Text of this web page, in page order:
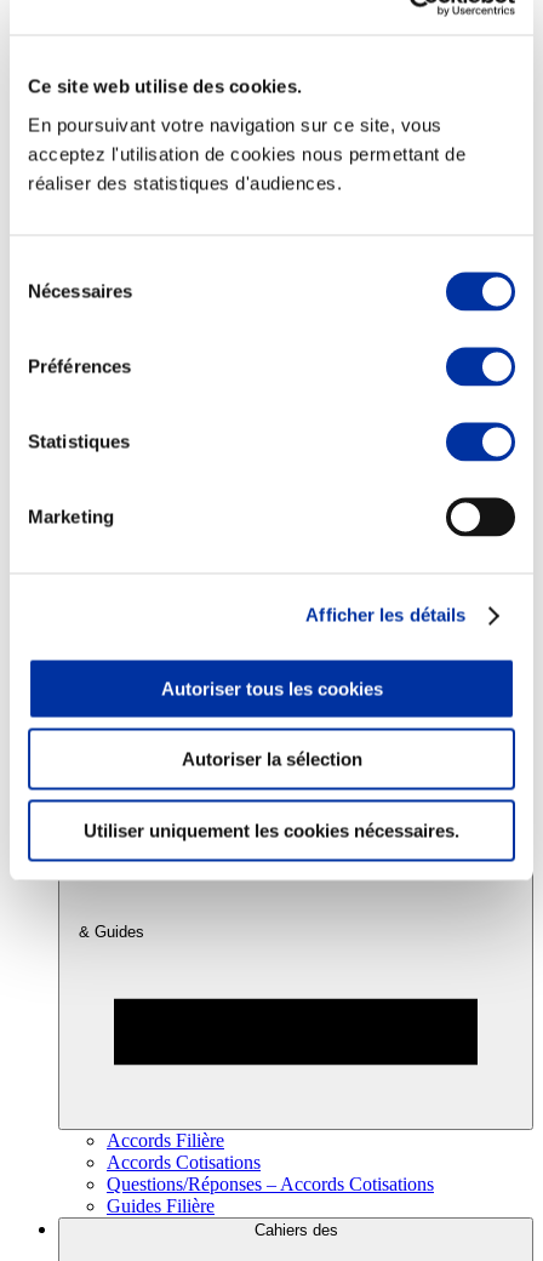
Ce site web utilise des cookies.
En poursuivant votre navigation sur ce site, vous
acceptez l'utilisation de cookies nous permettant de
réaliser des statistiques d'audiences.
Nécessaires
Préférences
Statistiques
Marketing
Afficher les détails
Autoriser tous les cookies
Autoriser la sélection
Utiliser uniquement les cookies nécessaires.
Elevage
Transport – mise en marché
Abattoir
Partenaire Climat
Viandes et santé
Juste rémunération et attractivité des métiers
Info-veille scientifique
Sources d’information
Accords
& Guides
Accords Filière
Accords Cotisations
Questions/Réponses – Accords Cotisations
Guides Filière
Cahiers des